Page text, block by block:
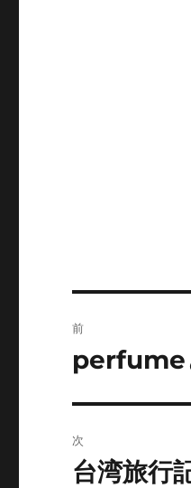
稿
ゲ
前
前
投
稿:
perfume
次
次
台湾旅行